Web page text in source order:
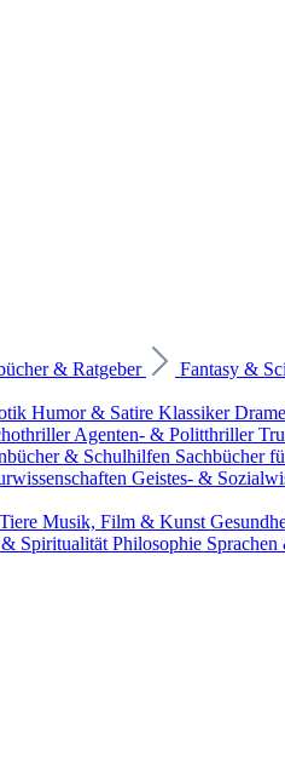
& Ratgeber Fantasy &
Humor & Satire Klassiker
Agenten- & Politthriller
& Schulhilfen Sachbücher
Geistes- &
Musik, Film & Kunst
Spiritualität Philosophie